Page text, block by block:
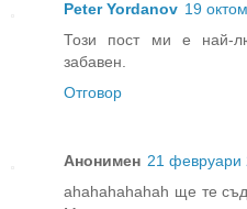
Peter Yordanov 19
Този пост ми е най-
забавен.
Отговор
Анонимен 21 февруари
ahahahahahah ще те